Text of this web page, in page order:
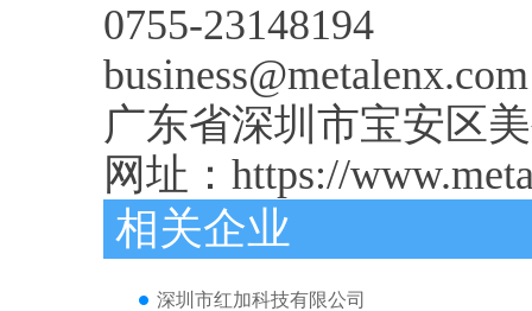
0755-23148194
business@metalenx.com
广东省深圳市宝安区
网址：https://
相关企业
深圳市红加科技有限公司